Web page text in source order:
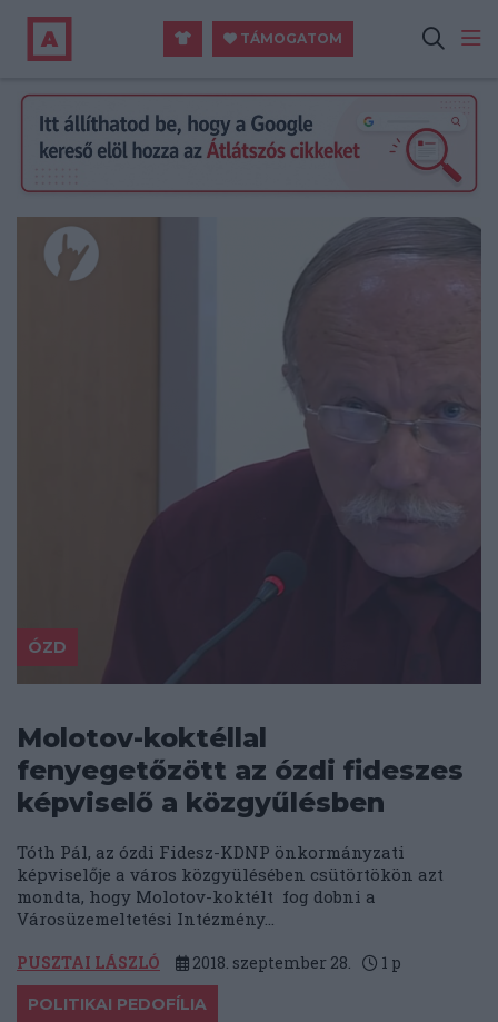
TÁMOGATOM
ÓZD
Molotov-koktéllal
fenyegetőzött az ózdi fideszes
képviselő a közgyűlésben
Tóth Pál, az ózdi Fidesz-KDNP önkormányzati
képviselője a város közgyülésében csütörtökön azt
mondta, hogy Molotov-koktélt fog dobni a
Városüzemeltetési Intézmény...
PUSZTAI LÁSZLÓ 2018. szeptember 28. 1 p
POLITIKAI PEDOFÍLIA